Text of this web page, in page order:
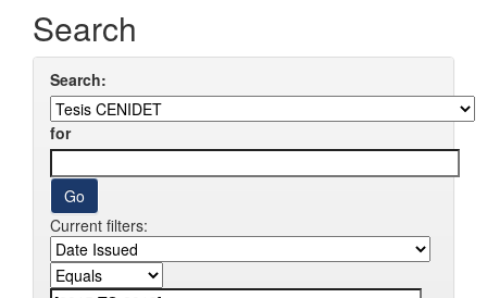
Search
Search:
for
Current filters: